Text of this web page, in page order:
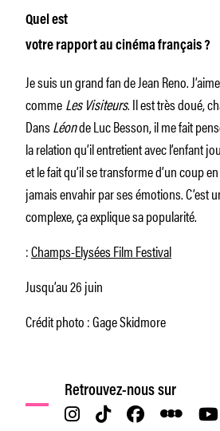
Quel est
votre rapport au cinéma français ?
Je suis un grand fan de Jean Reno.
commeLes Visiteurs. Il est très doué,
DansLéonde Luc Besson, il me fait
la relation qu’il entretient avec l’enfant
et le fait qu’il se transforme d’un coup
jamais envahir par ses émotions. C’est
complexe, ça explique sa popularité.
:Champs-Elysées Film Festival
Jusqu’au 26 juin
Crédit photo : Gage Skidmore
Retrouvez-nous sur